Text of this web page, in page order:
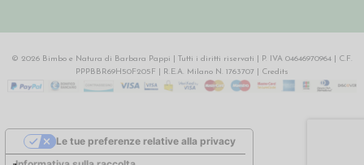
© 2026 Bimbo e Natura di Barbara Pappi | Tutti i diritti riservati | P. IVA 04646970964 | C.F.
PPPBBR69H50F205F | R.E.A. Milano N. 1763707 | Credits
Le tue preferenze relative alla privacy